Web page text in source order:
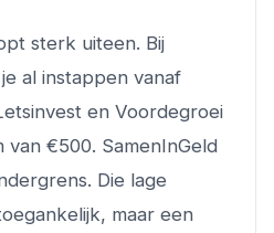
sterk uiteen. Bij
al instappen vanaf
en Voordegroei
van €500. SamenInGeld
Die lage
maar een